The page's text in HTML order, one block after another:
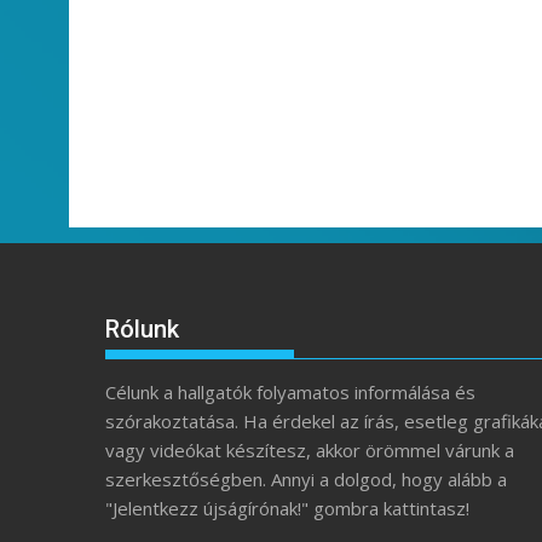
Rólunk
Célunk a hallgatók folyamatos informálása és
szórakoztatása. Ha érdekel az írás, esetleg
vagy videókat készítesz, akkor örömmel várunk a
szerkesztőségben. Annyi a dolgod, hogy alább a
"Jelentkezz újságírónak!" gombra kattintasz!